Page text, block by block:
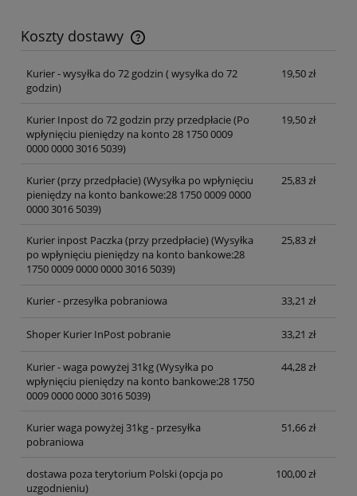
Koszty dostawy
Cena nie zawiera ewentualnych kosztów płatności
Kurier - wysyłka do 72 godzin ( wysyłka do 72
godzin)
19,50 zł
Kurier Inpost do 72 godzin przy przedpłacie(Po
wpłynięciu pieniędzy na konto 28 1750 0009
0000 0000 3016 5039)
19,50 zł
Kurier (przy przedpłacie)(Wysyłka po wpłynięciu
pieniędzy na konto bankowe:28 1750 0009 0000
0000 3016 5039)
25,83 zł
Kurier inpost Paczka (przy przedpłacie)(Wysyłka
po wpłynięciu pieniędzy na konto bankowe:28
1750 0009 0000 0000 3016 5039)
25,83 zł
Kurier - przesyłka pobraniowa 33,21 zł
Shoper Kurier InPost pobranie 33,21 zł
Kurier - waga powyżej 31kg(Wysyłka po
wpłynięciu pieniędzy na konto bankowe:28 1750
0009 0000 0000 3016 5039)
44,28 zł
Kurier waga powyżej 31kg - przesyłka
pobraniowa
51,66 zł
dostawa poza terytorium Polski (opcja po
uzgodnieniu)
100,00 zł